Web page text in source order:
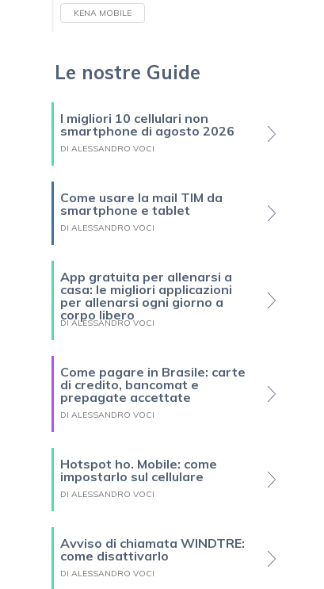
KENA MOBILE
Le nostre Guide
I migliori 10 cellulari non
smartphone di agosto 2026
DI ALESSANDRO VOCI
Come usare la mail TIM da
smartphone e tablet
DI ALESSANDRO VOCI
App gratuita per allenarsi a
casa: le migliori applicazioni
per allenarsi ogni giorno a
corpo libero
DI ALESSANDRO VOCI
Come pagare in Brasile: carte
di credito, bancomat e
prepagate accettate
DI ALESSANDRO VOCI
Hotspot ho. Mobile: come
impostarlo sul cellulare
DI ALESSANDRO VOCI
Avviso di chiamata WINDTRE:
come disattivarlo
DI ALESSANDRO VOCI